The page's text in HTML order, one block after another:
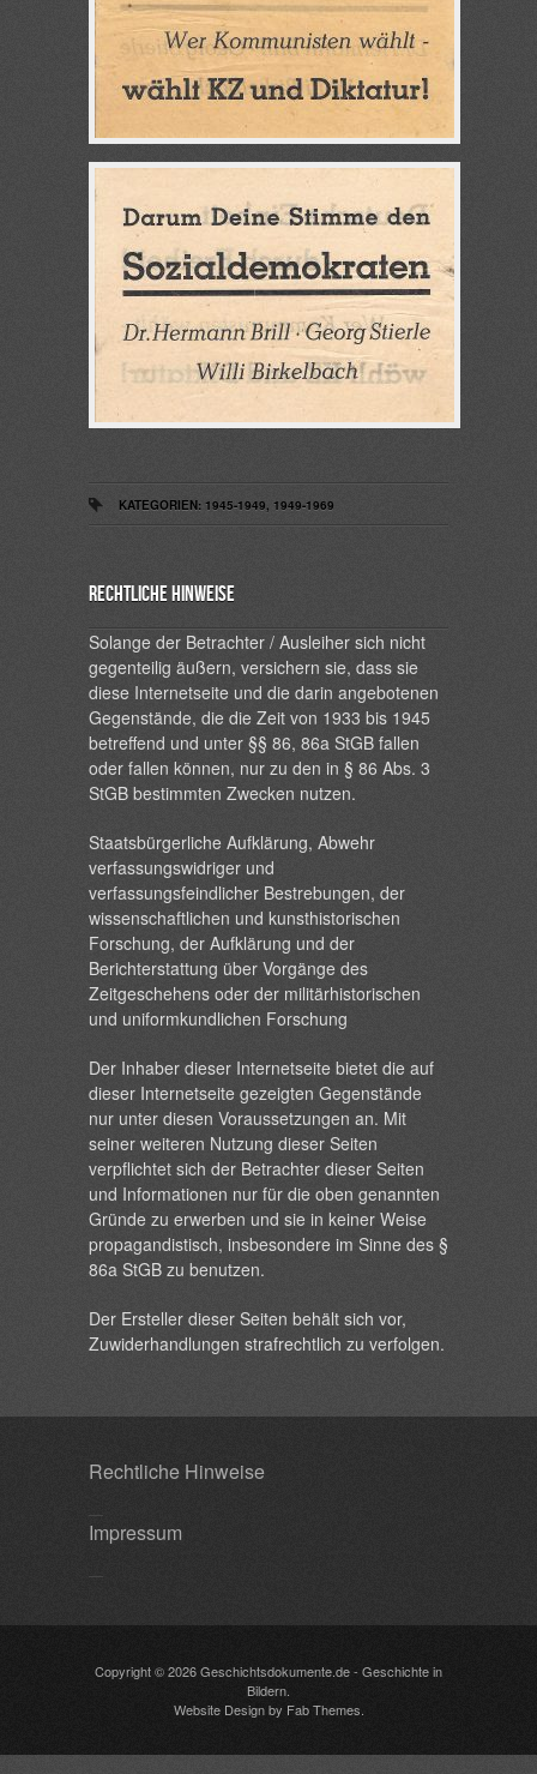
KATEGORIEN: 1945-1949, 1949-1969
Rechtliche Hinweise
Solange der Betrachter / Ausleiher sich nicht
gegenteilig äußern, versichern sie, dass sie
diese Internetseite und die darin angebotenen
Gegenstände, die die Zeit von 1933 bis 1945
betreffend und unter §§ 86, 86a StGB fallen
oder fallen können, nur zu den in § 86 Abs. 3
StGB bestimmten Zwecken nutzen.
Staatsbürgerliche Aufklärung, Abwehr
verfassungswidriger und
verfassungsfeindlicher Bestrebungen, der
wissenschaftlichen und kunsthistorischen
Forschung, der Aufklärung und der
Berichterstattung über Vorgänge des
Zeitgeschehens oder der militärhistorischen
und uniformkundlichen Forschung
Der Inhaber dieser Internetseite bietet die auf
dieser Internetseite gezeigten Gegenstände
nur unter diesen Voraussetzungen an. Mit
seiner weiteren Nutzung dieser Seiten
verpflichtet sich der Betrachter dieser Seiten
und Informationen nur für die oben genannten
Gründe zu erwerben und sie in keiner Weise
propagandistisch, insbesondere im Sinne des §
86a StGB zu benutzen.
Der Ersteller dieser Seiten behält sich vor,
Zuwiderhandlungen strafrechtlich zu verfolgen.
Rechtliche Hinweise
Impressum
Copyright © 2026Geschichtsdokumente.de- Geschichte in
Bildern.
Website Designby Fab Themes